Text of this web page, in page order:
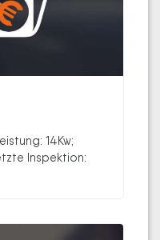
14Kw;
Inspektion: